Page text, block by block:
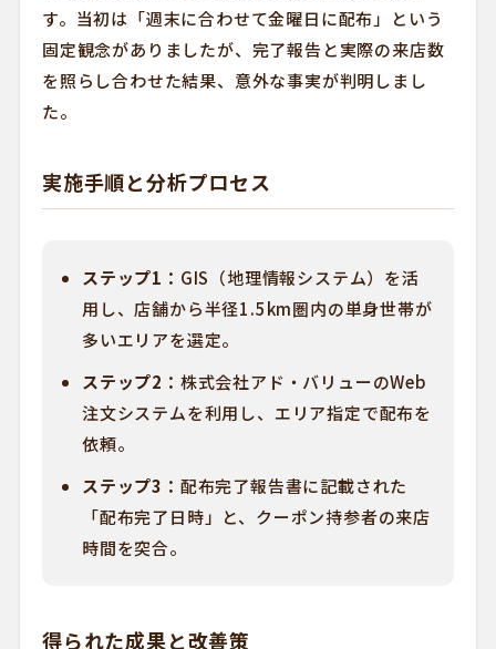
す。当初は「週末に合わせて金曜日に配布」という
固定観念がありましたが、完了報告と実際の来店数
を照らし合わせた結果、意外な事実が判明しまし
た。
実施手順と分析プロセス
ステップ1： GIS（地理情報システム）を活
用し、店舗から半径1.5km圏内の単身世帯が
多いエリアを選定。
ステップ2： 株式会社アド・バリューのWeb
注文システムを利用し、エリア指定で配布を
依頼。
ステップ3： 配布完了報告書に記載された
「配布完了日時」と、クーポン持参者の来店
時間を突合。
得られた成果と改善策